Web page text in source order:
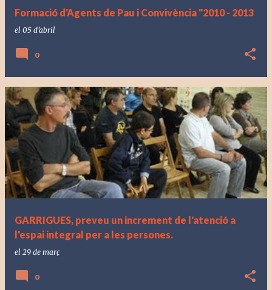
Formació d'Agents de Pau i Convivència "2010 - 2013
el 05 d’abril
0
GARRIGUES, preveu un increment de l'atenció a
l'espai integral per a les persones.
el 29 de març
0